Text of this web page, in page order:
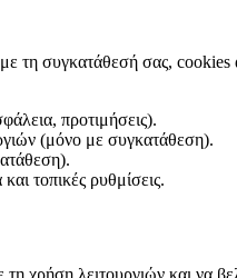
τη συγκατάθεσή σας,
προτιμήσεις).
(μόνο με συγκατάθεση).
τοπικές ρυθμίσεις.
χρήση λειτουργιών και να